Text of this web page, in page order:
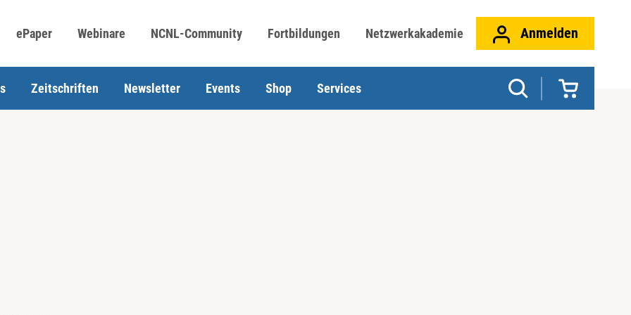
ePaper Webinare NCNL-Community Fortbildungen Netzwerkakademie Anmelden
Zeitschriften Newsletter Events Shop Services